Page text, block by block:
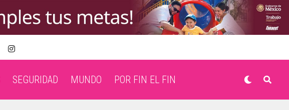
SEGURIDAD MUNDO POR FIN EL FIN